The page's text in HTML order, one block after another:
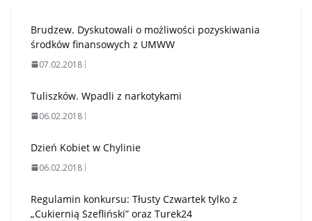
Brudzew. Dyskutowali o możliwości pozyskiwania
środków finansowych z UMWW
07.02.2018
Tuliszków. Wpadli z narkotykami
06.02.2018
Dzień Kobiet w Chylinie
06.02.2018
Regulamin konkursu: Tłusty Czwartek tylko z
„Cukiernią Szefliński” oraz Turek24